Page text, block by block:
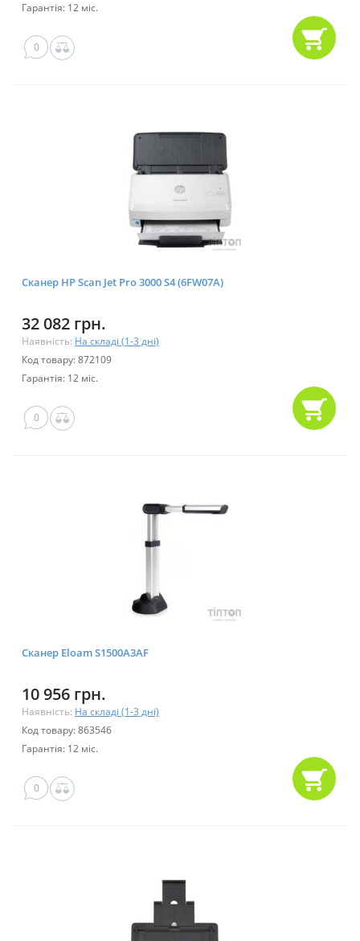
Гарантія: 12 міс.
0
Сканер HP Scan Jet Pro 3000 S4 (6FW07A)
32 082 грн.
Наявність: На складі (1-3 дні)
Код товару: 872109
Гарантія: 12 міс.
0
Сканер Eloam S1500A3AF
10 956 грн.
Наявність: На складі (1-3 дні)
Код товару: 863546
Гарантія: 12 міс.
0